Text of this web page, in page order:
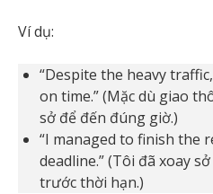
Ví dụ:
“Despite the heavy
on time.” (Mặc dù giao
sở để đến đúng giờ.)
“I managed to finish the
deadline.” (Tôi đã xoay
trước thời hạn.)